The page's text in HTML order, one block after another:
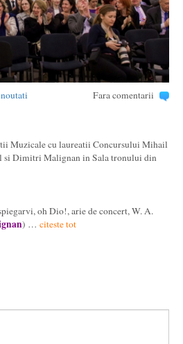
Fara comentarii
Muzicale cu laureatii Concursului Mihail
si Dimitri Malignan in Sala tronului din
oh Dio!, arie de concert, W. A.
) … citeste tot